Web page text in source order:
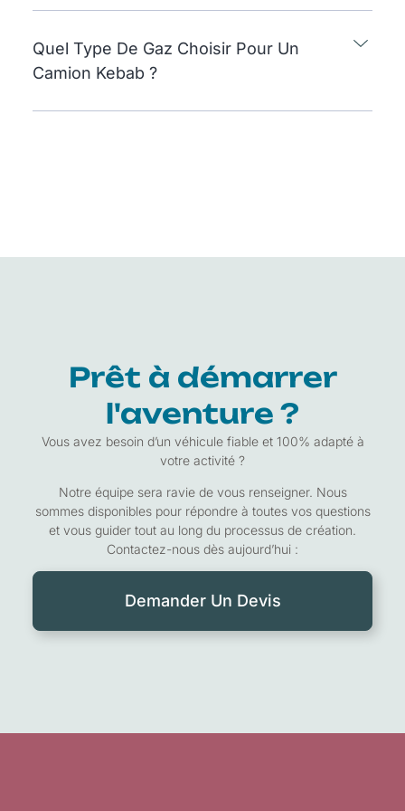
Quel Type De Gaz Choisir Pour Un
Camion Kebab ?
Prêt à démarrer
l'aventure ?
Vous avez besoin d’un véhicule fiable et 100% adapté à
votre activité ?
Notre équipe sera ravie de vous renseigner. Nous
sommes disponibles pour répondre à toutes vos questions
et vous guider tout au long du processus de création.
Contactez-nous dès aujourd’hui :
Demander Un Devis